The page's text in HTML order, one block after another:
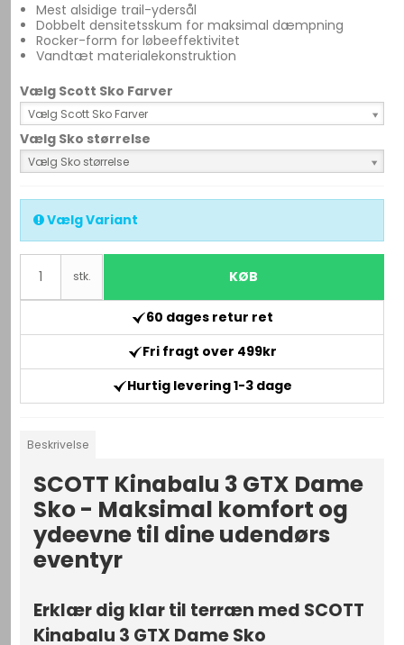
Mest alsidige trail-ydersål
Dobbelt densitetsskum for maksimal dæmpning
Rocker-form for løbeeffektivitet
Vandtæt materialekonstruktion
Vælg Scott Sko Farver
Vælg Scott Sko Farver
Vælg Sko størrelse
Vælg Sko størrelse
Vælg Variant
stk. KØB
60 dages retur ret
Fri fragt over 499kr
Hurtig levering 1-3 dage
Beskrivelse
SCOTT Kinabalu 3 GTX Dame
Sko - Maksimal komfort og
ydeevne til dine udendørs
eventyr
Erklær dig klar til terræn med SCOTT
Kinabalu 3 GTX Dame Sko